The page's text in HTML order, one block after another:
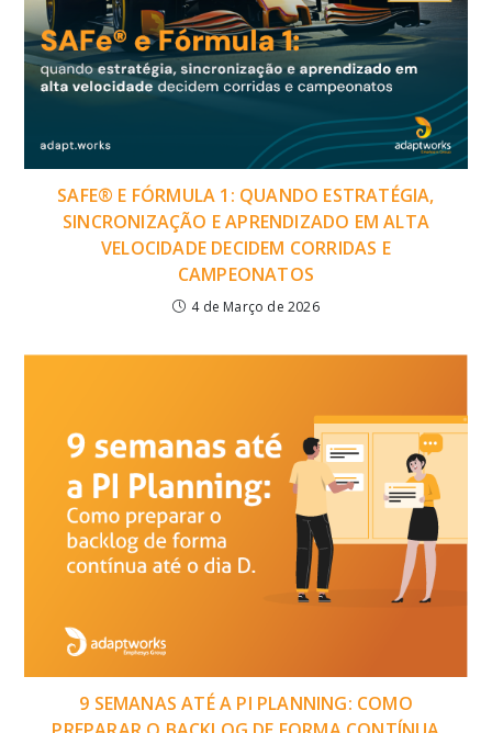
SAFE® E FÓRMULA 1: QUANDO ESTRATÉGIA,
SINCRONIZAÇÃO E APRENDIZADO EM ALTA
VELOCIDADE DECIDEM CORRIDAS E
CAMPEONATOS
4 de Março de 2026
9 SEMANAS ATÉ A PI PLANNING: COMO